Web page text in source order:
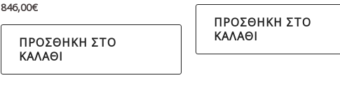
846,00€
ΠΡΟΣΘΉΚΗ ΣΤΟ
ΚΑΛΆΘΙ
ΠΡΟΣΘΉΚΗ ΣΤΟ
ΚΑΛΆΘΙ